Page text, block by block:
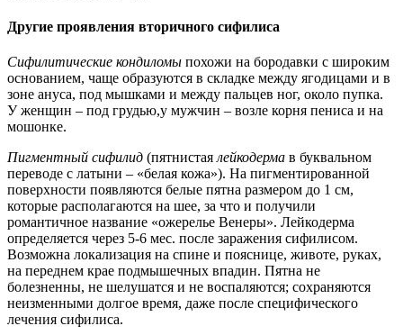
Другие проявления вторичного сифилиса
Сифилитические кондиломы похожи на бородавки с широким
основанием, чаще образуются в складке между ягодицами и в
зоне ануса, под мышками и между пальцев ног, около пупка.
У женщин – под грудью,у мужчин – возле корня пениса и на
мошонке.
Пигментный сифилид (пятнистая лейкодерма в буквальном
переводе с латыни – «белая кожа»). На пигментированной
поверхности появляются белые пятна размером до 1 см,
которые располагаются на шее, за что и получили
романтичное название «ожерелье Венеры». Лейкодерма
определяется через 5-6 мес. после заражения сифилисом.
Возможна локализация на спине и пояснице, животе, руках,
на переднем крае подмышечных впадин. Пятна не
болезненны, не шелушатся и не воспаляются; сохраняются
неизменными долгое время, даже после специфического
лечения сифилиса.